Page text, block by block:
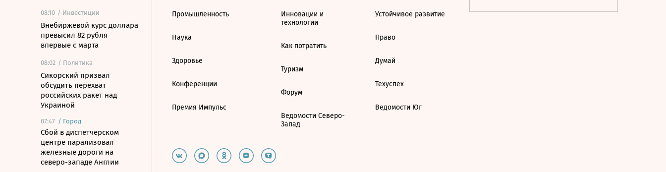
08:10 / Инвестиции
Внебиржевой курс доллара
превысил 82 рубля
впервые с марта
08:02 / Политика
Сикорский призвал
обсудить перехват
российских ракет над
Украиной
07:47 / Город
Сбой в диспетчерском
центре парализовал
железные дороги на
северо-западе Англии
Промышленность
Наука
Здоровье
Конференции
Премия Импульс
Инновации и
технологии
Как потратить
Туризм
Форум
Ведомости Северо-
Запад
Устойчивое развитие
Право
Думай
Техуспех
Ведомости Юг